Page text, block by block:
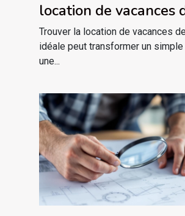
location de vacances
idéale ?
Trouver la location de vacances
idéale peut transformer un
une...